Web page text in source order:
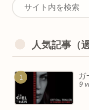
人気記事（
ガ
9